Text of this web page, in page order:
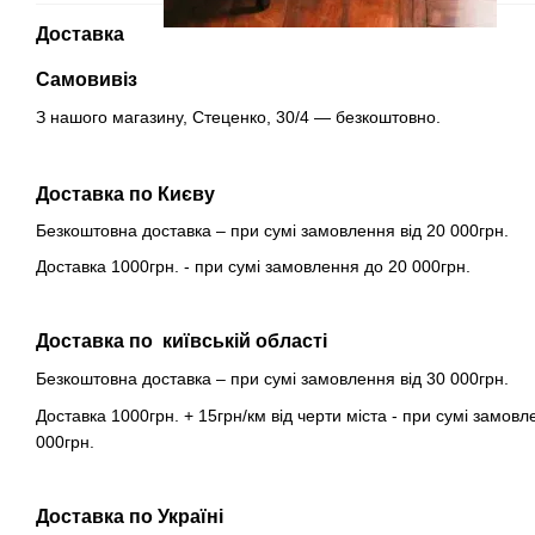
Доставка
Самовивіз
З нашого магазину, Стеценко, 30/4 — безкоштовно.
Доставка по Києву
Безкоштовна доставка – при сумі замовлення від 20 000грн.
Доставка 1000грн. - при сумі замовлення до 20 000грн.
Доставка по київській області
Безкоштовна доставка – при сумі замовлення від 30 000грн.
Доставка 1000грн. + 15грн/км від черти міста - при сумі
000грн.
Доставка по Україні